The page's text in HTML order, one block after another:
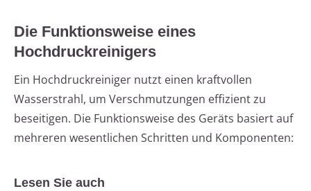
Die Funktionsweise eines
Hochdruckreinigers
Ein Hochdruckreiniger nutzt einen kraftvollen
Wasserstrahl, um Verschmutzungen effizient zu
beseitigen. Die Funktionsweise des Geräts basiert auf
mehreren wesentlichen Schritten und Komponenten:
Lesen Sie auch